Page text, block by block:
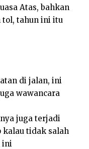
Atas, bahkan
tol, tahun ini itu
di jalan, ini
wawancara
juga terjadi
kalau tidak salah
ini